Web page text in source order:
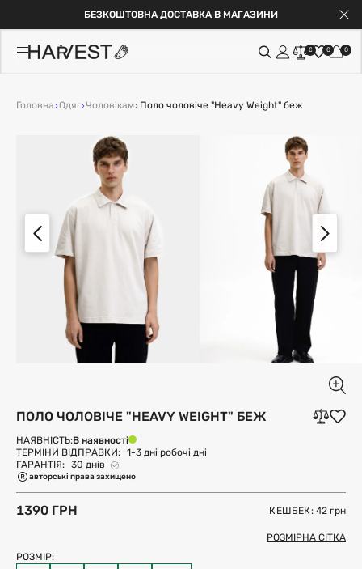
БЕЗКОШТОВНА ДОСТАВКА В МАГАЗИНИ
0 0 0
Головна Одяг Чоловікам Поло чоловіче "Heavy Weight" беж
ПОЛО ЧОЛОВІЧЕ "HEAVY WEIGHT" БЕЖ
НАЯВНІСТЬ:В наявності
ТЕРМІНИ ВІДПРАВКИ: 1-3 дні робочі дні
ГАРАНТІЯ: 30 днів
авторські права захищено
1390 ГРН КЕШБЕК: 42грн
РОЗМІРНА СІТКА
РОЗМІР: